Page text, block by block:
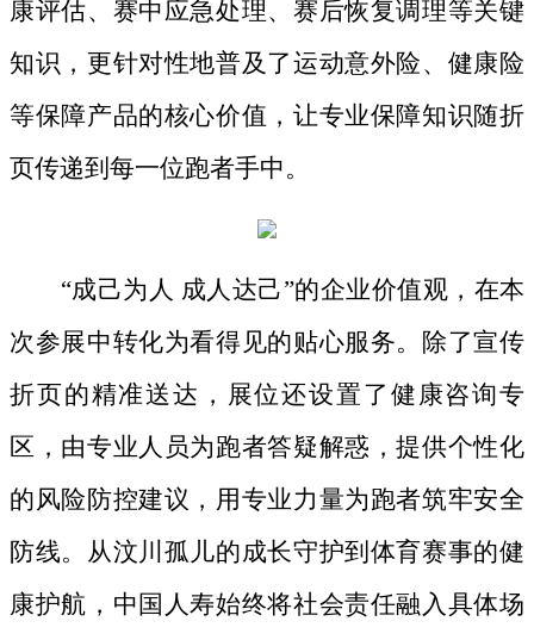
康评估、赛中应急处理、赛后恢复调理等关键
知识，更针对性地普及了运动意外险、健康险
等保障产品的核心价值，让专业保障知识随折
页传递到每一位跑者手中。
“成己为人 成人达己”的企业价值观 ，在本
次参展中转化为看得见的贴心服务。除了宣传
折页的精准送达，展位还设置了健康咨询专
区，由专业人员为跑者答疑解惑，提供个性化
的风险防控建议，用专业力量为跑者筑牢安全
防线。从汶川孤儿的成长守护到体育赛事的健
康护航，中国人寿始终将社会责任融入具体场